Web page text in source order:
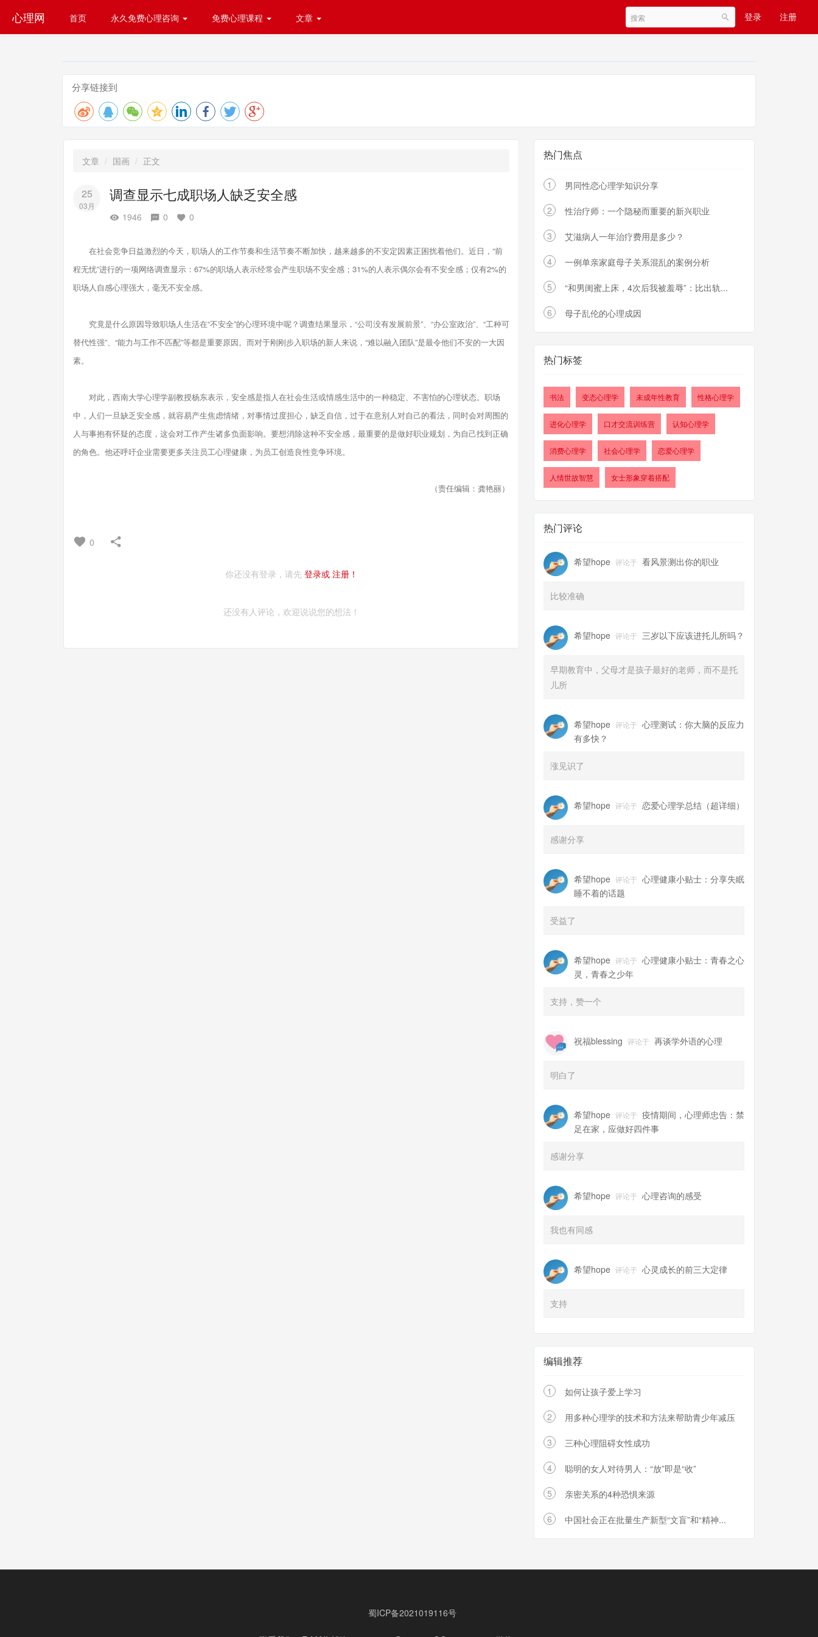
心理网 首页 永久免费心理咨询 免费心理课程 文章 登录 注册
分享链接到
文章 国画 正文
25
03月
调查显示七成职场人缺乏安全感
1946 0 0
在社会竞争日益激烈的今天，职场人的工作节奏和生活节奏不断加快，越来越多的不安定因素正困扰着他们。近日，“前
程无忧”进行的一项网络调查显示：67%的职场人表示经常会产生职场不安全感；31%的人表示偶尔会有不安全感；仅有2%的
职场人自感心理强大，毫无不安全感。
究竟是什么原因导致职场人生活在“不安全”的心理环境中呢？调查结果显示，“公司没有发展前景”、“办公室政治”、“工种可
替代性强”、“能力与工作不匹配”等都是重要原因。而对于刚刚步入职场的新人来说，“难以融入团队”是最令他们不安的一大因
素。
对此，西南大学心理学副教授杨东表示，安全感是指人在社会生活或情感生活中的一种稳定、不害怕的心理状态。职场
中，人们一旦缺乏安全感，就容易产生焦虑情绪，对事情过度担心，缺乏自信，过于在意别人对自己的看法，同时会对周围的
人与事抱有怀疑的态度，这会对工作产生诸多负面影响。要想消除这种不安全感，最重要的是做好职业规划，为自己找到正确
的角色。他还呼吁企业需要更多关注员工心理健康，为员工创造良性竞争环境。
（责任编辑：龚艳丽）
0
你还没有登录，请先 登录或 注册！
还没有人评论，欢迎说说您的想法！
热门焦点
1 男同性恋心理学知识分享
2 性治疗师：一个隐秘而重要的新兴职业
3 艾滋病人一年治疗费用是多少？
4 一例单亲家庭母子关系混乱的案例分析
5 “和男闺蜜上床，4次后我被羞辱”：比出轨...
6 母子乱伦的心理成因
热门标签
书法 变态心理学 未成年性教育 性格心理学
进化心理学 口才交流训练营 认知心理学
消费心理学 社会心理学 恋爱心理学
人情世故智慧 女士形象穿着搭配
热门评论
希望hope 评论于 看风景测出你的职业
比较准确
希望hope 评论于 三岁以下应该进托儿所吗？
早期教育中，父母才是孩子最好的老师，而不是托
儿所
希望hope 评论于 心理测试：你大脑的反应力
有多快？
涨见识了
希望hope 评论于 恋爱心理学总结（超详细）
感谢分享
希望hope 评论于 心理健康小贴士：分享失眠
睡不着的话题
受益了
希望hope 评论于 心理健康小贴士：青春之心
灵，青春之少年
支持，赞一个
祝福blessing 评论于 再谈学外语的心理
明白了
希望hope 评论于 疫情期间，心理师忠告：禁
足在家，应做好四件事
感谢分享
希望hope 评论于 心理咨询的感受
我也有同感
希望hope 评论于 心灵成长的前三大定律
支持
编辑推荐
1 如何让孩子爱上学习
2 用多种心理学的技术和方法来帮助青少年减压
3 三种心理阻碍女性成功
4 聪明的女人对待男人：“放”即是“收”
5 亲密关系的4种恐惧来源
6 中国社会正在批量生产新型“文盲”和“精神...
蜀ICP备2021019116号